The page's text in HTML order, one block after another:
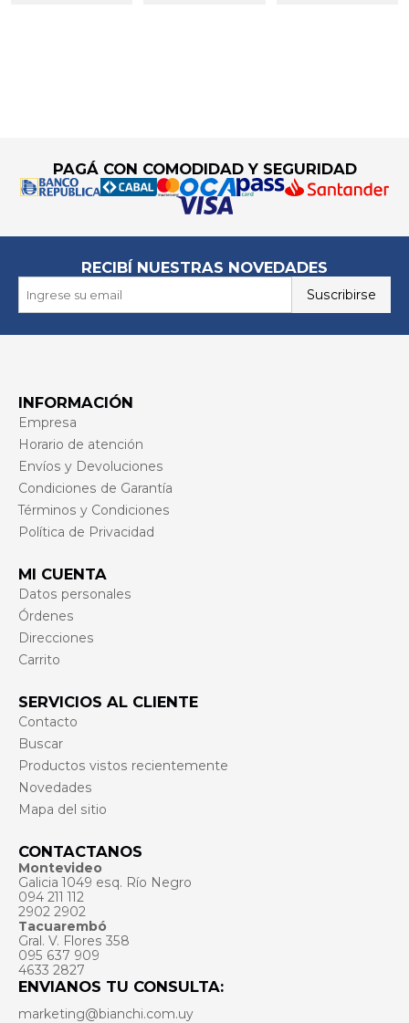
PAGÁ CON COMODIDAD Y SEGURIDAD
RECIBÍ NUESTRAS NOVEDADES
Suscribirse
INFORMACIÓN
Empresa
Horario de atención
Envíos y Devoluciones
Condiciones de Garantía
Términos y Condiciones
Política de Privacidad
MI CUENTA
Datos personales
Órdenes
Direcciones
Carrito
SERVICIOS AL CLIENTE
Contacto
Buscar
Productos vistos recientemente
Novedades
Mapa del sitio
CONTACTANOS
Montevideo
Galicia 1049 esq. Río Negro
094 211 112
2902 2902
Tacuarembó
Gral. V. Flores 358
095 637 909
4633 2827
ENVIANOS TU CONSULTA:
marketing@bianchi.com.uy